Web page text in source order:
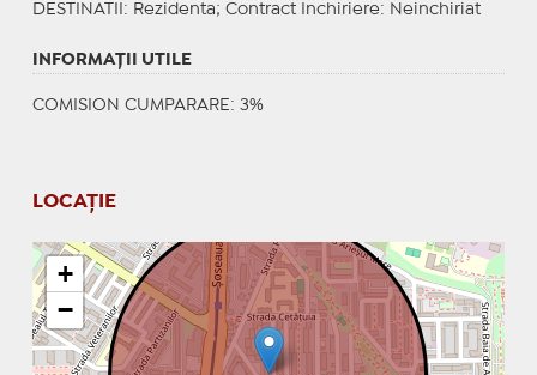
DESTINATII : Rezidenta; Contract Inchiriere: Neinchiriat
INFORMAŢII UTILE
COMISION CUMPARARE: 3%
LOCAȚIE
+
−